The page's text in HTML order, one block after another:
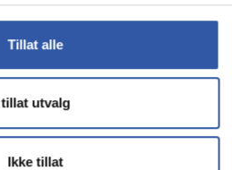
Tillat alle
tillat utvalg
Ikke tillat
CORSAIR - Øreputer for
hodetelefoner - espresso
(en pakke 2)
Ikke
på
nettlager